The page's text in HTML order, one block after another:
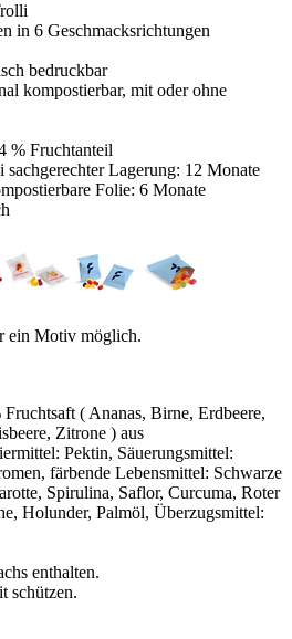
in 6 Geschmacksrichtungen
bedruckbar
kompostierbar, mit oder ohne
% Fruchtanteil
sachgerechter Lagerung: 12 Monate
Folie: 6 Monate
ein Motiv möglich.
( Ananas, Birne, Erdbeere,
Zitrone ) aus
Pektin, Säuerungsmittel:
färbende Lebensmittel: Schwarze
Spirulina, Saflor, Curcuma, Roter
Holunder, Palmöl, Überzugsmittel:
enthalten.
schützen.